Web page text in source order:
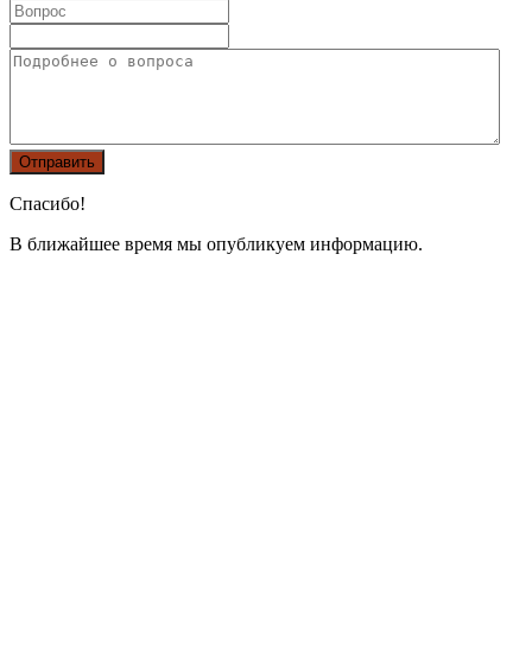
Спасибо!
В ближайшее время мы опубликуем информацию.